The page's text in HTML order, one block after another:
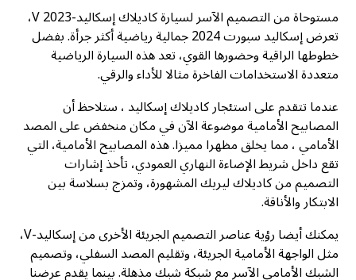
مستوحاة من التصميم الآسر لسيارة كاديلاك إسكاليد-V 2023،
تعرض إسكاليد سبورت 2024 جمالية رياضية أكثر جرأة. بفضل
خطوطها الراقية وحضورها القوي، تعد هذه السيارة الرياضية
متعددة الاستخدامات الفاخرة مثالا للأداء والرقي.
عندما تتقدم على استئجار كاديلاك إسكاليد ، ستلاحظ أن
المصابيح الأمامية موضوعة الآن في مكان منخفض على المصد
الأمامي ، مما يخلق مظهرا مميزا. هذه المصابيح الأمامية، التي
تقع داخل شريط الإضاءة النهاري العمودي، تأخذ إشارات
التصميم من كاديلاك ليريك المشهورة، وتمزج بسلاسة بين
الابتكار والأناقة.
يمكنك أيضا رؤية عناصر التصميم الجريئة الأخرى من إسكاليد-V،
مثل الواجهة الأمامية الجريئة، وتقليم المصد السفلي، وتصميم
الشبك الأمامي الآسر مع شبكة شبك مذهلة. بينما يقدم عرضنا